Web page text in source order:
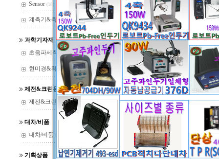
Sensor (18)
계측기&측정기 (37)
과학기자재
초음파세척기 (22)
현미경&확대경 (144)
제전&크린용품
제전&크린용품 (14)
대차/비품
대차/비품
기획상품
N 제목